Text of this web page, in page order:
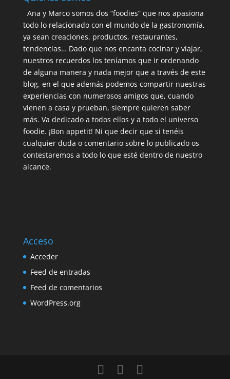
Ana y Marco somos dos “foodies” que nos apasiona
todo lo relacionado con el mundo de la gastronomía,
ya sean creaciones, productos, restaurantes,
tendencias… Dado que nos encanta cocinar y viajar,
nuestros recuerdos los teníamos que ir ordenando
de alguna manera y nada mejor que a través de este
blog, en el que además podemos compartir nuestras
experiencias con numerosos amigos que, cuando
vienen a casa y prueban, siempre quieren saber
más. Va dedicado a todos ellos y a todo el universo
foodie. ¡Bon appetit! Ni que decir que si tenéis
cualquier duda o comentario sobre lo publicado os
contestaremos a todo lo que esté dentro de nuestro
alcance.
Acceso
Acceder
Feed de entradas
Feed de comentarios
WordPress.org